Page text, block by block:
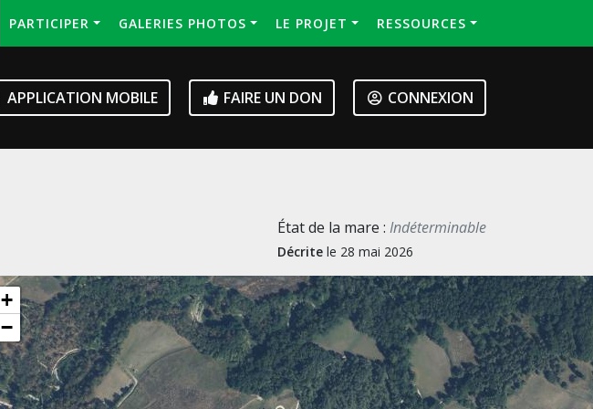
PARTICIPER GALERIES PHOTOS LE PROJET RESSOURCES
APPLICATION MOBILE FAIRE UN DON CONNEXION
État de la mare : Indéterminable
Décrite le 28 mai 2026
+
−